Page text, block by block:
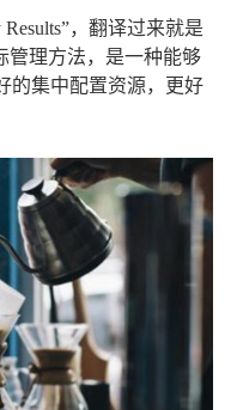
，翻译过来就是
管理方法，是一种能够
的集中配置资源，更好